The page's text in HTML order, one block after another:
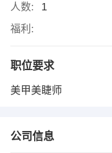
人数:
1
福利:
职位要求
美甲美睫师
公司信息